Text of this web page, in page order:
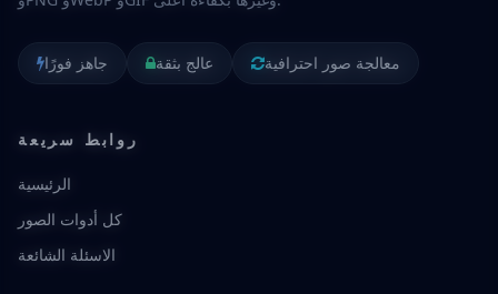
جاهز فورًا عالج بثقة معالجة صور احترافية
روابط سريعة
الرئيسية
كل أدوات الصور
الاسئلة الشائعة